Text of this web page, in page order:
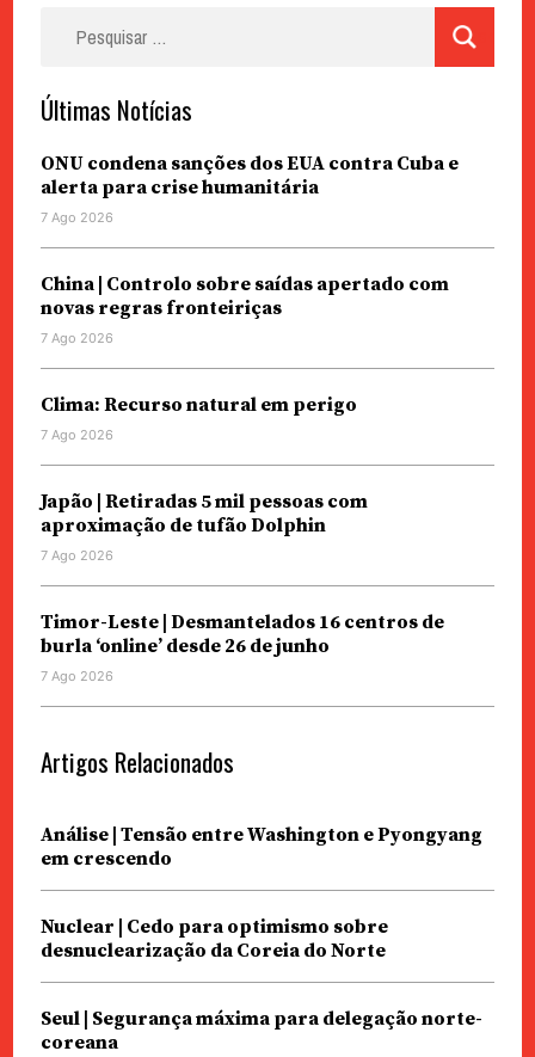
Últimas Notícias
ONU condena sanções dos EUA contra Cuba e
alerta para crise humanitária
7 Ago 2026
China | Controlo sobre saídas apertado com
novas regras fronteiriças
7 Ago 2026
Clima: Recurso natural em perigo
7 Ago 2026
Japão | Retiradas 5 mil pessoas com
aproximação de tufão Dolphin
7 Ago 2026
Timor-Leste | Desmantelados 16 centros de
burla ‘online’ desde 26 de junho
7 Ago 2026
Artigos Relacionados
Análise | Tensão entre Washington e Pyongyang
em crescendo
Nuclear | Cedo para optimismo sobre
desnuclearização da Coreia do Norte
Seul | Segurança máxima para delegação norte-
coreana